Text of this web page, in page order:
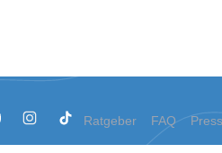
Ratgeber FAQ